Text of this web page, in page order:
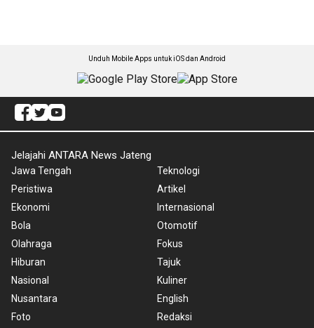
Unduh Mobile Apps untuk iOS dan Android
Jelajahi ANTARA News Jateng
Jawa Tengah
Peristiwa
Ekonomi
Bola
Olahraga
Hiburan
Nasional
Nusantara
Foto
Teknologi
Artikel
Internasional
Otomotif
Fokus
Tajuk
Kuliner
English
Redaksi